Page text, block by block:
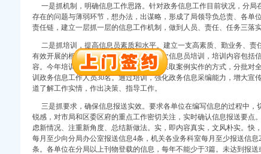
口权）
）
权)
口权）
（增资）
）
一是抓机制，明确信息工作思路。针对政务信息工作目前状况，分局
存在的问题与薄弱环节，想办法，出谋略，形成了局领导负总责、各单
责任链，建立一层抓一层的信息工作机制，做到人员、责任、任务三落
二是抓培训，提高信息员素质和水平。建立一支高素质、勤业务、责
有效开展的根本条件。分局每年组织1—2次信息员培训，培训内容包括
容。今年培训会将在5月或6月份举办，拟采取案例实作的方式，分批对
训政务信息工作人员30名。通过培训，强化政务信息采编能力，增大宣
道了解工作实情，作出决策、指导工作。
三是抓要求，确保信息报送实效。要求各单位在编写信息的过程中，
锐感，对市局和区委区府的重点工作密切关注，实时确认信息报送要点
虑新情况、注重新角度、总结新做法。实，即内容真实，文风朴实。快
每月至少向分局办公室报送信息4条，机关各业务科室每月至少报送信
条。各单位在分局以上刊物登载的信息，每年不能少于3篇。未达到报